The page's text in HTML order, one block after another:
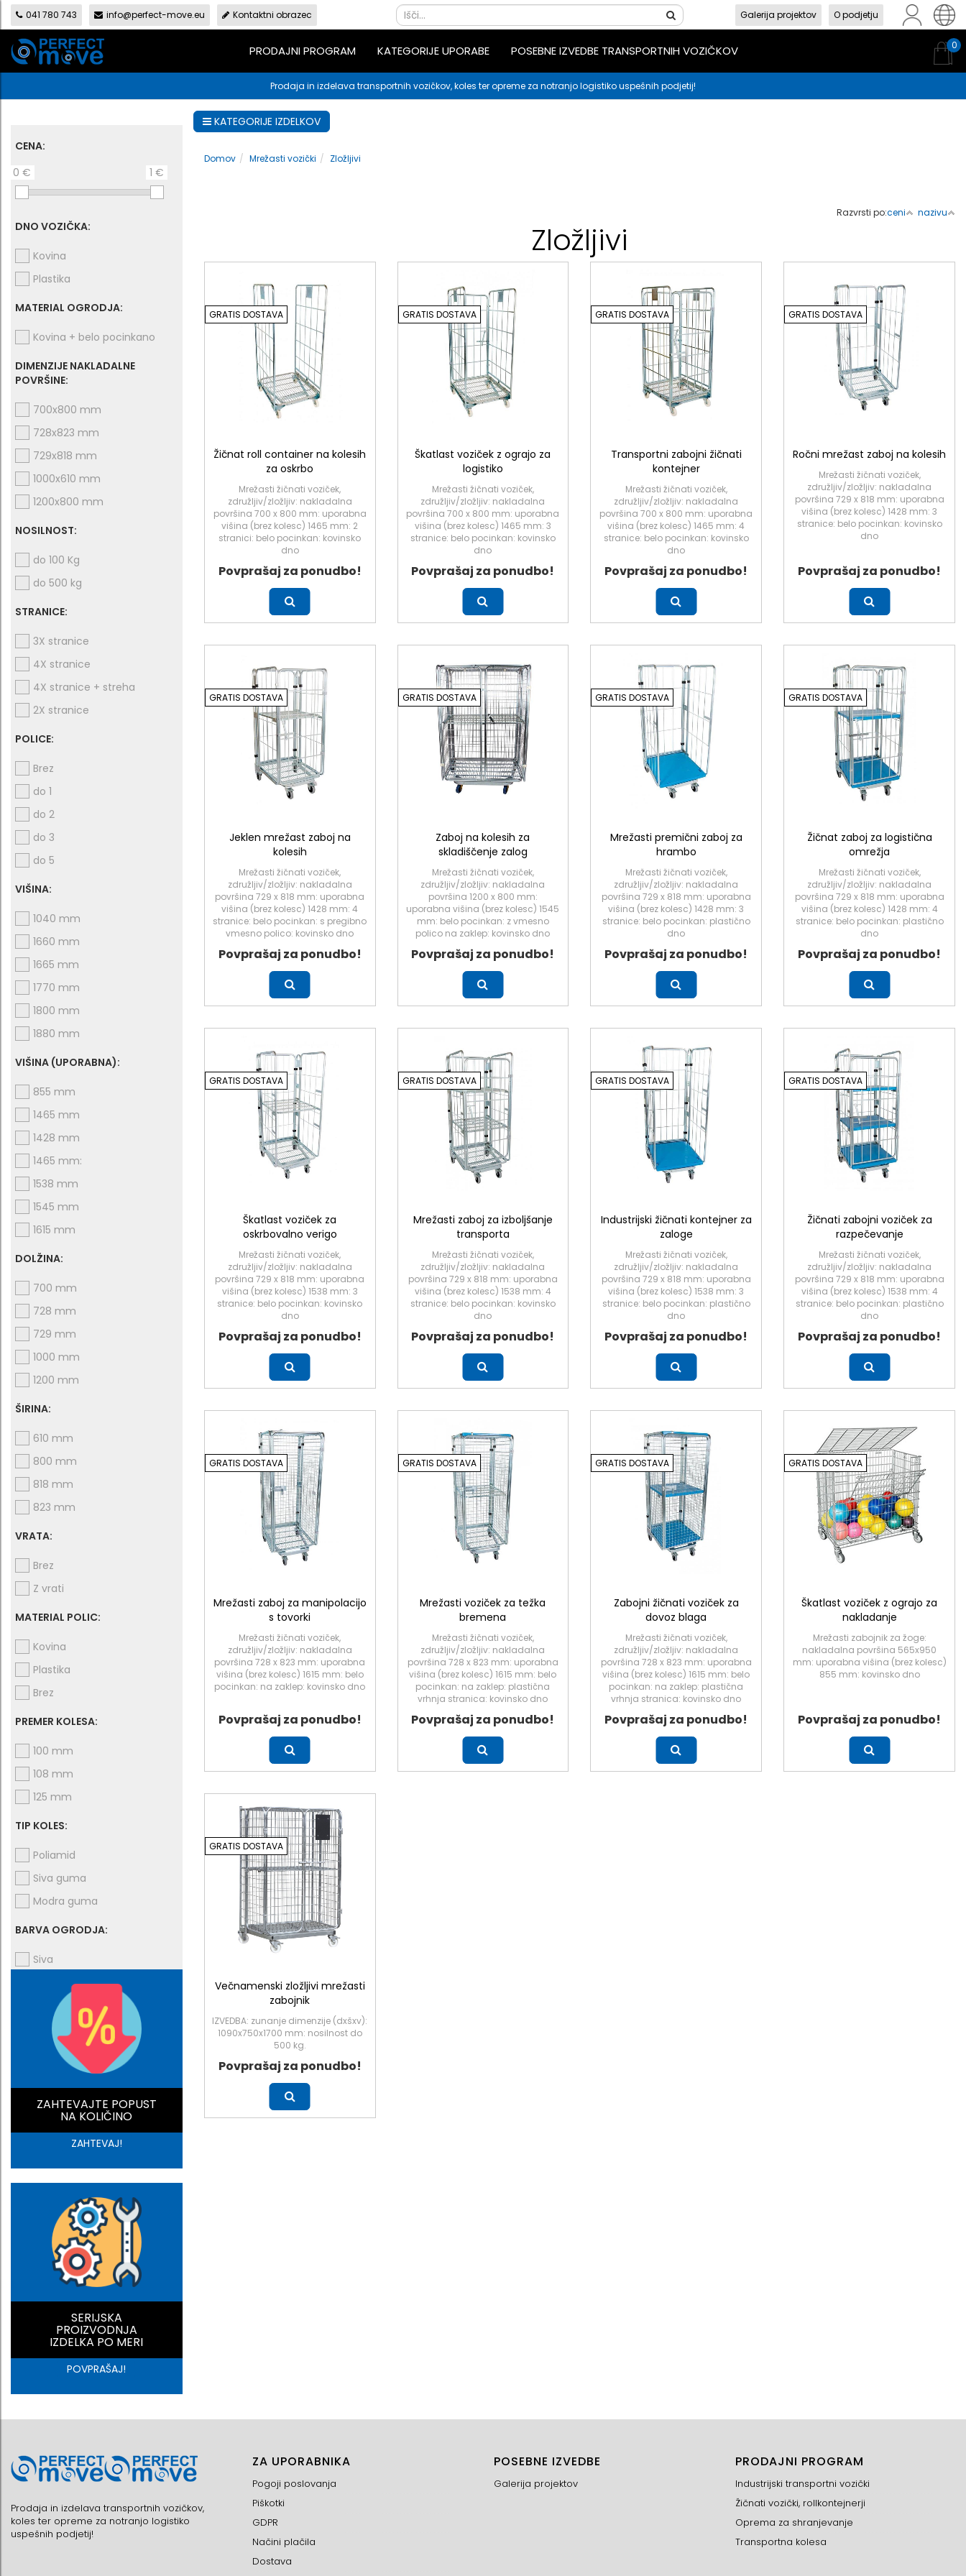
en
041 780 743 info@perfect-move.eu Kontaktni obrazec Galerija projektov O podjetju
PRODAJNI PROGRAM KATEGORIJE UPORABE POSEBNE IZVEDBE TRANSPORTNIH VOZIČKOV 0
Prodaja in izdelava transportnih vozičkov, koles ter opreme za notranjo logistiko uspešnih podjetij!
CENA:
0 €
1 €
DNO VOZIČKA:
Kovina
Plastika
MATERIAL OGRODJA:
Kovina + belo pocinkano
DIMENZIJE NAKLADALNE
POVRŠINE:
700x800 mm
728x823 mm
729x818 mm
1000x610 mm
1200x800 mm
NOSILNOST:
do 100 Kg
do 500 kg
STRANICE:
3X stranice
4X stranice
4X stranice + streha
2X stranice
POLICE:
Brez
do 1
do 2
do 3
do 5
VIŠINA:
1040 mm
1660 mm
1665 mm
1770 mm
1800 mm
1880 mm
VIŠINA (UPORABNA):
855 mm
1465 mm
1428 mm
1465 mm:
1538 mm
1545 mm
1615 mm
DOLŽINA:
700 mm
728 mm
729 mm
1000 mm
1200 mm
ŠIRINA:
610 mm
800 mm
818 mm
823 mm
VRATA:
Brez
Z vrati
MATERIAL POLIC:
Kovina
Plastika
Brez
PREMER KOLESA:
100 mm
108 mm
125 mm
TIP KOLES:
Poliamid
Siva guma
Modra guma
BARVA OGRODJA:
Siva
ZAHTEVAJTE POPUST
NA KOLIČINO
ZAHTEVAJ!
SERIJSKA
PROIZVODNJA
IZDELKA PO MERI
POVPRAŠAJ!
KATEGORIJE IZDELKOV
Domov Mrežasti vozički Zložljivi
Razvrsti po:ceni nazivu
Zložljivi
GRATIS DOSTAVA
Žičnat roll container na kolesih
za oskrbo
Mrežasti žičnati voziček,
združljiv/zložljiv: nakladalna
površina 700 x 800 mm: uporabna
višina (brez kolesc) 1465 mm: 2
stranici: belo pocinkan: kovinsko
dno
Povprašaj za ponudbo!
GRATIS DOSTAVA
Škatlast voziček z ograjo za
logistiko
Mrežasti žičnati voziček,
združljiv/zložljiv: nakladalna
površina 700 x 800 mm: uporabna
višina (brez kolesc) 1465 mm: 3
stranice: belo pocinkan: kovinsko
dno
Povprašaj za ponudbo!
GRATIS DOSTAVA
Transportni zabojni žičnati
kontejner
Mrežasti žičnati voziček,
združljiv/zložljiv: nakladalna
površina 700 x 800 mm: uporabna
višina (brez kolesc) 1465 mm: 4
stranice: belo pocinkan: kovinsko
dno
Povprašaj za ponudbo!
GRATIS DOSTAVA
Ročni mrežast zaboj na kolesih
Mrežasti žičnati voziček,
združljiv/zložljiv: nakladalna
površina 729 x 818 mm: uporabna
višina (brez kolesc) 1428 mm: 3
stranice: belo pocinkan: kovinsko
dno
Povprašaj za ponudbo!
GRATIS DOSTAVA
Jeklen mrežast zaboj na
kolesih
Mrežasti žičnati voziček,
združljiv/zložljiv: nakladalna
površina 729 x 818 mm: uporabna
višina (brez kolesc) 1428 mm: 4
stranice: belo pocinkan: s pregibno
vmesno polico: kovinsko dno
Povprašaj za ponudbo!
GRATIS DOSTAVA
Zaboj na kolesih za
skladiščenje zalog
Mrežasti žičnati voziček,
združljiv/zložljiv: nakladalna
površina 1200 x 800 mm:
uporabna višina (brez kolesc) 1545
mm: belo pocinkan: z vmesno
polico na zaklep: kovinsko dno
Povprašaj za ponudbo!
GRATIS DOSTAVA
Mrežasti premični zaboj za
hrambo
Mrežasti žičnati voziček,
združljiv/zložljiv: nakladalna
površina 729 x 818 mm: uporabna
višina (brez kolesc) 1428 mm: 3
stranice: belo pocinkan: plastično
dno
Povprašaj za ponudbo!
GRATIS DOSTAVA
Žičnat zaboj za logistična
omrežja
Mrežasti žičnati voziček,
združljiv/zložljiv: nakladalna
površina 729 x 818 mm: uporabna
višina (brez kolesc) 1428 mm: 4
stranice: belo pocinkan: plastično
dno
Povprašaj za ponudbo!
GRATIS DOSTAVA
Škatlast voziček za
oskrbovalno verigo
Mrežasti žičnati voziček,
združljiv/zložljiv: nakladalna
površina 729 x 818 mm: uporabna
višina (brez kolesc) 1538 mm: 3
stranice: belo pocinkan: kovinsko
dno
Povprašaj za ponudbo!
GRATIS DOSTAVA
Mrežasti zaboj za izboljšanje
transporta
Mrežasti žičnati voziček,
združljiv/zložljiv: nakladalna
površina 729 x 818 mm: uporabna
višina (brez kolesc) 1538 mm: 4
stranice: belo pocinkan: kovinsko
dno
Povprašaj za ponudbo!
GRATIS DOSTAVA
Industrijski žičnati kontejner za
zaloge
Mrežasti žičnati voziček,
združljiv/zložljiv: nakladalna
površina 729 x 818 mm: uporabna
višina (brez kolesc) 1538 mm: 3
stranice: belo pocinkan: plastično
dno
Povprašaj za ponudbo!
GRATIS DOSTAVA
Žičnati zabojni voziček za
razpečevanje
Mrežasti žičnati voziček,
združljiv/zložljiv: nakladalna
površina 729 x 818 mm: uporabna
višina (brez kolesc) 1538 mm: 4
stranice: belo pocinkan: plastično
dno
Povprašaj za ponudbo!
GRATIS DOSTAVA
Mrežasti zaboj za manipolacijo
s tovorki
Mrežasti žičnati voziček,
združljiv/zložljiv: nakladalna
površina 728 x 823 mm: uporabna
višina (brez kolesc) 1615 mm: belo
pocinkan: na zaklep: kovinsko dno
Povprašaj za ponudbo!
GRATIS DOSTAVA
Mrežasti voziček za težka
bremena
Mrežasti žičnati voziček,
združljiv/zložljiv: nakladalna
površina 728 x 823 mm: uporabna
višina (brez kolesc) 1615 mm: belo
pocinkan: na zaklep: plastična
vrhnja stranica: kovinsko dno
Povprašaj za ponudbo!
GRATIS DOSTAVA
Zabojni žičnati voziček za
dovoz blaga
Mrežasti žičnati voziček,
združljiv/zložljiv: nakladalna
površina 728 x 823 mm: uporabna
višina (brez kolesc) 1615 mm: belo
pocinkan: na zaklep: plastična
vrhnja stranica: kovinsko dno
Povprašaj za ponudbo!
GRATIS DOSTAVA
Škatlast voziček z ograjo za
nakladanje
Mrežasti zabojnik za žoge:
nakladalna površina 565x950
mm: uporabna višina (brez kolesc)
855 mm: kovinsko dno
Povprašaj za ponudbo!
GRATIS DOSTAVA
Večnamenski zložljivi mrežasti
zabojnik
IZVEDBA: zunanje dimenzije (dxšxv):
1090x750x1700 mm: nosilnost do
500 kg.
Povprašaj za ponudbo!
Prodaja in izdelava transportnih vozičkov,
koles ter opreme za notranjo logistiko
uspešnih podjetij!
ZA UPORABNIKA
Pogoji poslovanja
Piškotki
GDPR
Načini plačila
Dostava
POSEBNE IZVEDBE
Galerija projektov
PRODAJNI PROGRAM
Industrijski transportni vozički
Žičnati vozički, rollkontejnerji
Oprema za shranjevanje
Transportna kolesa